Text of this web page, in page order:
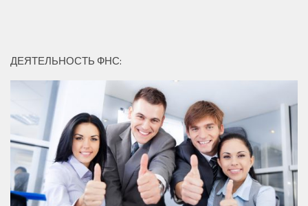
ДЕЯТЕЛЬНОСТЬ ФНС: